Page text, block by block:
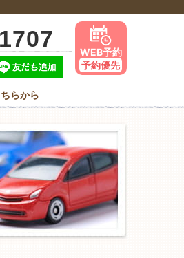
らから
WEB予約
予約優先